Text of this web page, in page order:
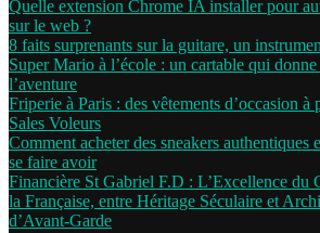
Quelle extension Chrome IA installer pour
sur le web ?
8 faits surprenants sur la guitare, un
Super Mario à l’école : un cartable qui
l’aventure
Friperie à Paris : des vêtements d’occasion
Sales Voleurs
Comment acheter des sneakers authentiques
se faire avoir
Financière St Gabriel F.D : L’Excellence du
la Française, entre Héritage Séculaire et
d’Avant-Garde